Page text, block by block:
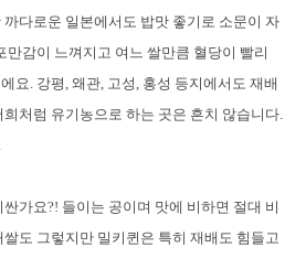
다로운 일본에서도 밥맛 좋기로 소문이 자
만감이 느껴지고 여느 쌀만큼 혈당이 빨리
요. 강평, 왜관, 고성, 홍성 등지에서도 재배
처럼 유기농으로 하는 곳은 흔치 않습니다.
싼가요?! 들이는 공이며 맛에 비하면 절대 비
도 그렇지만 밀키퀸은 특히 재배도 힘들고